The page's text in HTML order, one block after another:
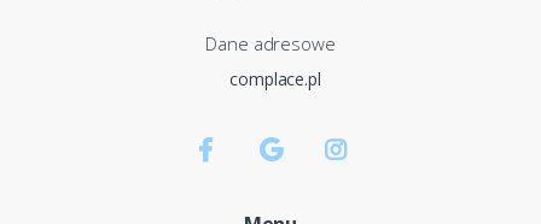
Dane adresowe
complace.pl